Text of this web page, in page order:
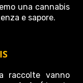
una cannabis
e sapore.
raccolte vanno